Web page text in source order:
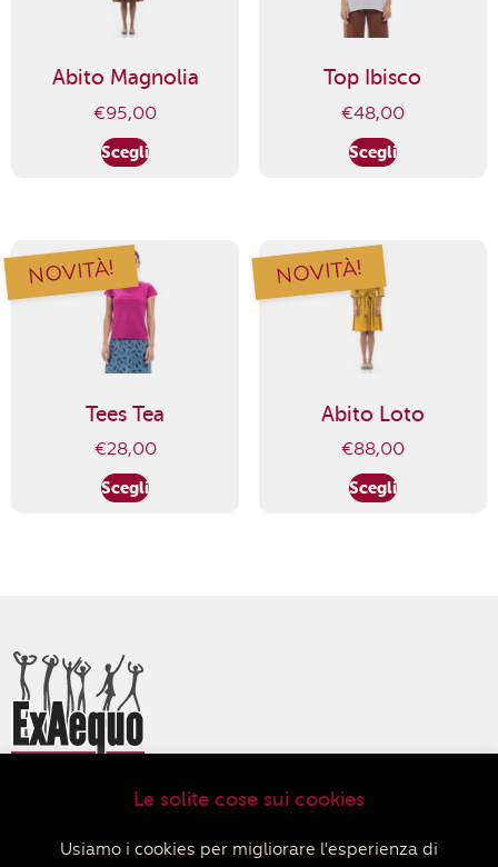
Abito Magnolia
€95,00
Scegli
Top Ibisco
€48,00
Scegli
NOVITÀ!
Tees Tea
€28,00
Scegli
NOVITÀ!
Abito Loto
€88,00
Scegli
ExAequo Bottega del Mondo Cooperativa Sociale
40126 Bologna
Le solite cose sui cookies
Usiamo i cookies per migliorare l'esperienza di